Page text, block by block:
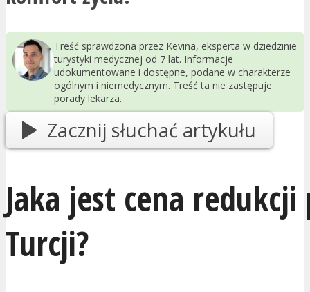
Treść sprawdzona przez Kevina, eksperta w dziedzinie
turystyki medycznej od 7 lat. Informacje
udokumentowane i dostępne, podane w charakterze
ogólnym i niemedycznym. Treść ta nie zastępuje
porady lekarza.
Zacznij słuchać artykułu
Jaka jest cena
Turcji?